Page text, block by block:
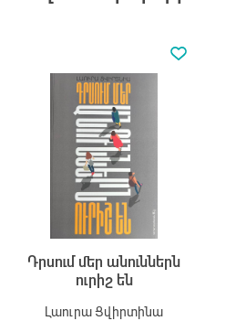
Դրսում մեր անուններն
ուրիշ են
Լաուրա Ցվիրտինա